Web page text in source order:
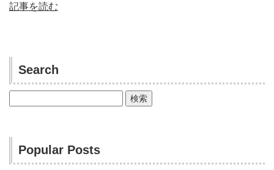
記事を読む
Search
索:
Popular Posts